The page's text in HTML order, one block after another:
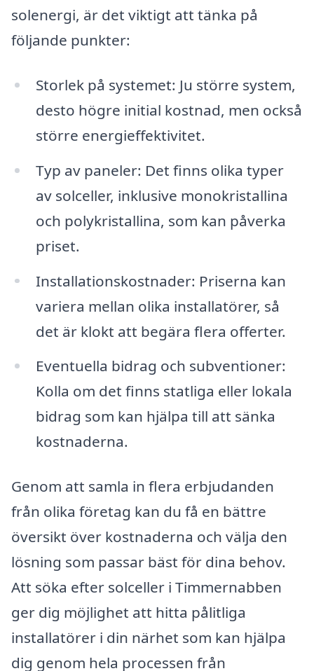
solenergi, är det viktigt att tänka på
följande punkter:
Storlek på systemet: Ju större system,
desto högre initial kostnad, men också
större energieffektivitet.
Typ av paneler: Det finns olika typer
av solceller, inklusive monokristallina
och polykristallina, som kan påverka
priset.
Installationskostnader: Priserna kan
variera mellan olika installatörer, så
det är klokt att begära flera offerter.
Eventuella bidrag och subventioner:
Kolla om det finns statliga eller lokala
bidrag som kan hjälpa till att sänka
kostnaderna.
Genom att samla in flera erbjudanden
från olika företag kan du få en bättre
översikt över kostnaderna och välja den
lösning som passar bäst för dina behov.
Att söka efter solceller i Timmernabben
ger dig möjlighet att hitta pålitliga
installatörer i din närhet som kan hjälpa
dig genom hela processen från